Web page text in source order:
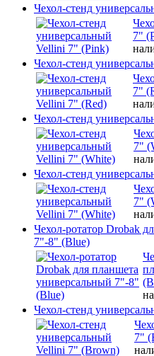
Чехол-стенд
7"
Чехол-стенд
7"
Чехол-стенд
7"
Чехол-стенд
7"
Чехол-ротатор Drobak
7"-8" (Blue)
Чехол-стенд
7"